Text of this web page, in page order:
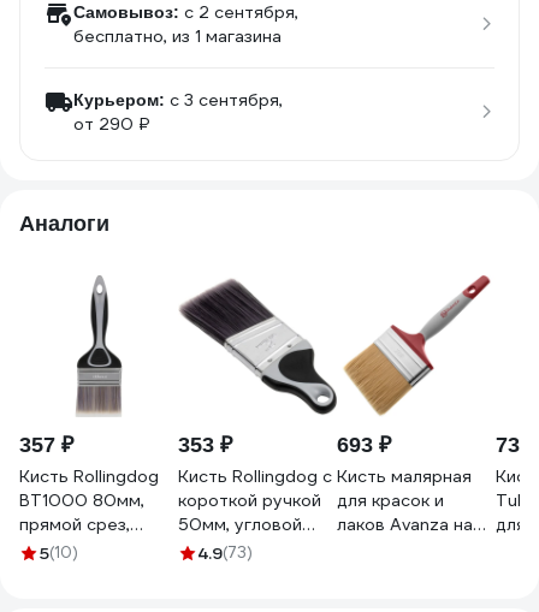
Самовывоз: c 2 сентября,
бесплатно, из 1 магазина
Курьером: c 3 сентября,
от 290 ₽
Аналоги
357 ₽
Кисть Rollingdog
BT1000 80мм,
прямой срез,
полиэстер, серия
5(10)
353 ₽
Кисть Rollingdog с
короткой ручкой
50мм, угловой
срез, синтетика,
4.9(73)
693 ₽
Кисть малярная
для красок и
лаков Avanza на
735
для